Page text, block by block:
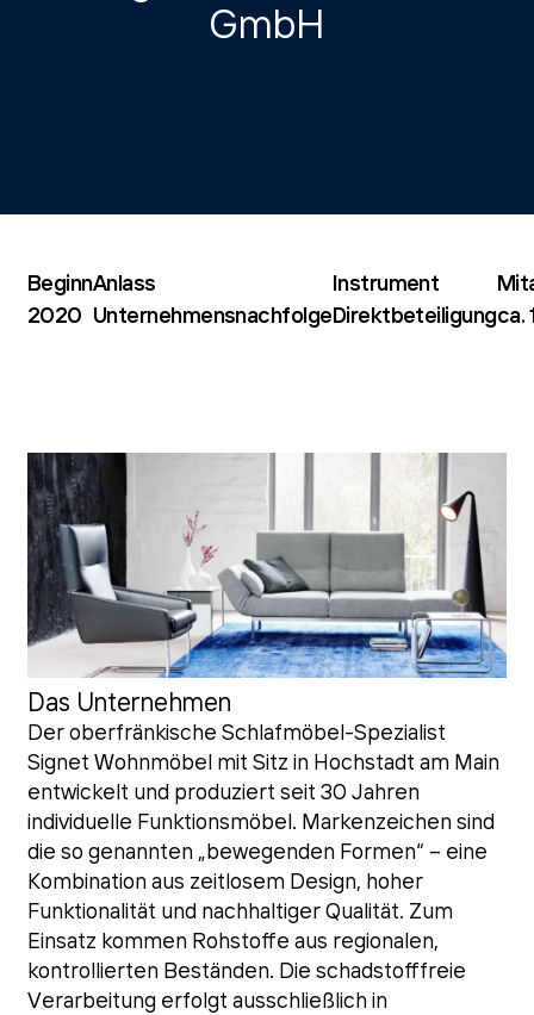
GmbH
Beginn
2020
Anlass
Unternehmensnachfolge
Instrument
Direktbeteiligungca.
Das Unternehmen
Der oberfränkische Schlafmöbel-Spezialist
Signet Wohnmöbel mit Sitz in Hochstadt am Main
entwickelt und produziert seit 30 Jahren
individuelle Funktionsmöbel. Markenzeichen sind
die so genannten „bewegenden Formen“ – eine
Kombination aus zeitlosem Design, hoher
Funktionalität und nachhaltiger Qualität. Zum
Einsatz kommen Rohstoffe aus regionalen,
kontrollierten Beständen. Die schadstofffreie
Verarbeitung erfolgt ausschließlich in